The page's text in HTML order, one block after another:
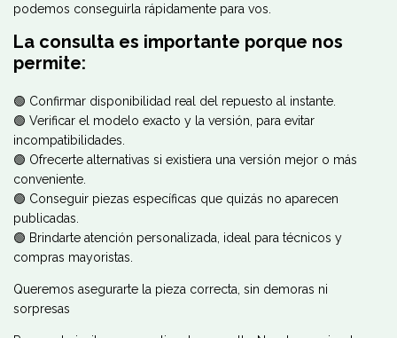
podemos conseguirla rápidamente para vos.
La consulta es importante porque nos
permite:
🟢 Confirmar disponibilidad real del repuesto al instante.
🟢 Verificar el modelo exacto y la versión, para evitar
incompatibilidades.
🟢 Ofrecerte alternativas si existiera una versión mejor o más
conveniente.
🟢 Conseguir piezas específicas que quizás no aparecen
publicadas.
🟢 Brindarte atención personalizada, ideal para técnicos y
compras mayoristas.
Queremos asegurarte la pieza correcta, sin demoras ni
sorpresas